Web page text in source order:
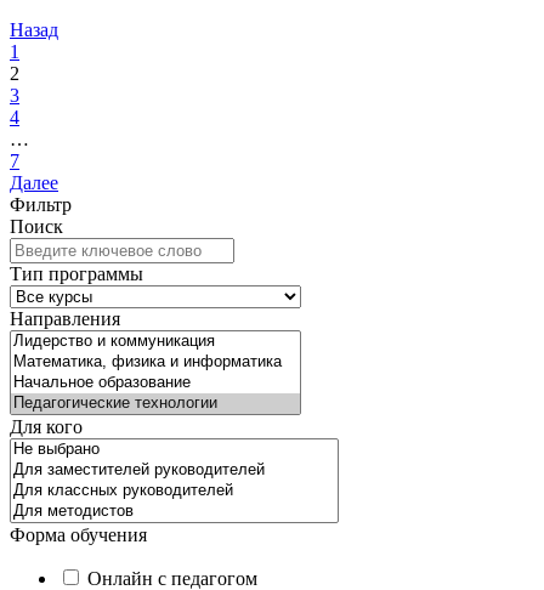
Назад
1
2
3
4
…
7
Далее
Фильтр
Поиск
Тип программы
Направления
Для кого
Форма обучения
Онлайн с педагогом